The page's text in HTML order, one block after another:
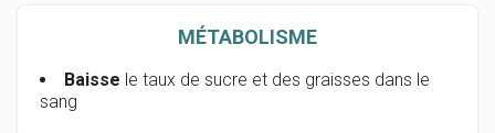
MÉTABOLISME
Baisse le taux de sucre et des graisses dans le
sang